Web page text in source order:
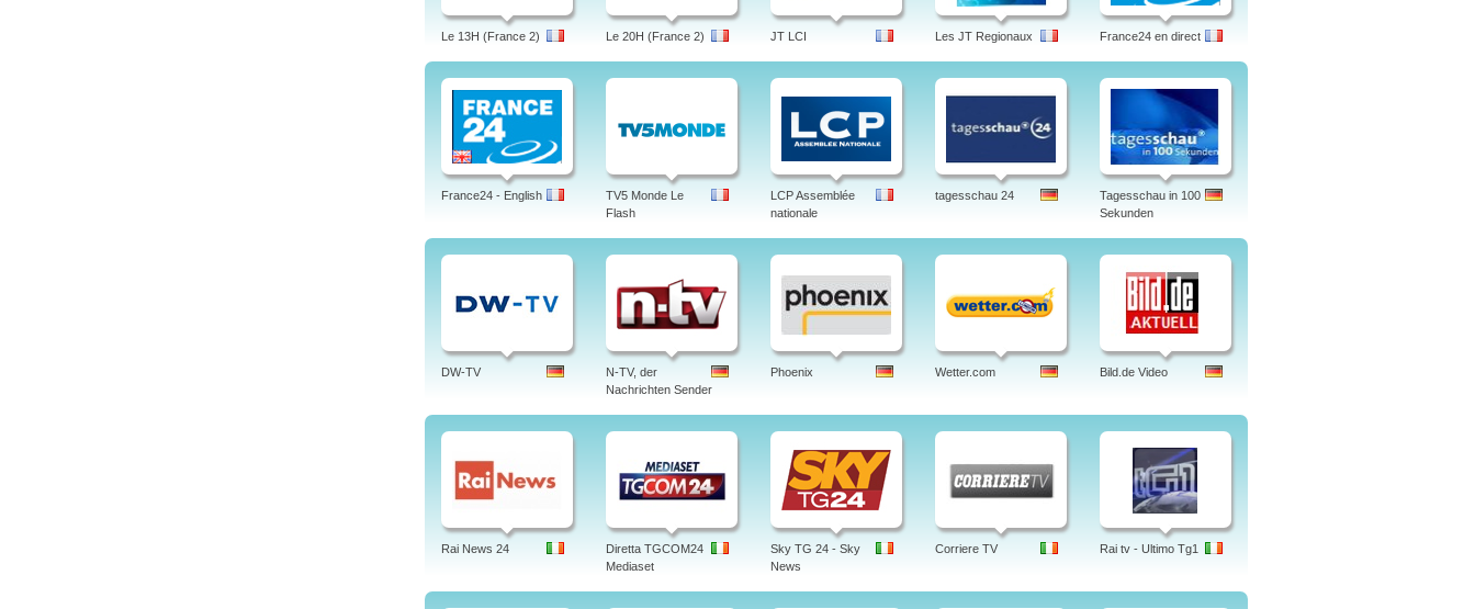
Le 13H (France 2) Le 20H (France 2) JT LCI Les JT Regionaux France24 en direct
France24 - English
TV5 Monde Le
Flash
LCP Assemblée
nationale
tagesschau 24
Tagesschau in 100
Sekunden
DW-TV
N-TV, der
Nachrichten Sender
Phoenix Wetter.com Bild.de Video
Rai News 24
Diretta TGCOM24
Mediaset
Sky TG 24 - Sky
News
Corriere TV Rai tv - Ultimo Tg1